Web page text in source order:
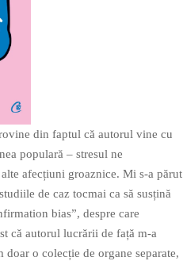
din faptul că autorul vine cu
populară – stresul ne
afecțiuni groaznice. Mi s-a părut
de caz tocmai ca să susțină
bias”, despre care
că autorul lucrării de față m-a
o colecție de organe separate,